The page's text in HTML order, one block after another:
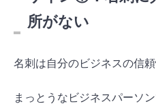
所がない
名刺は自分のビジネスの信
まっとうなビジネスパーソ